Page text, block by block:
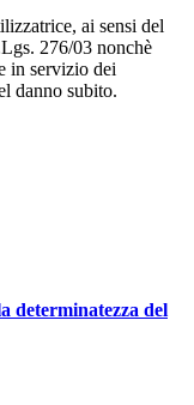
ai sensi del
276/03 nonchè
in servizio dei
danno subito.
determinatezza del